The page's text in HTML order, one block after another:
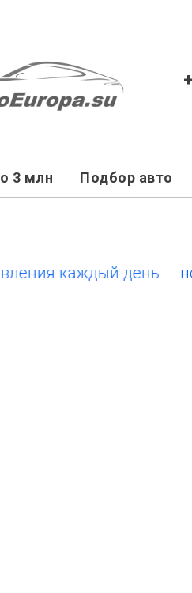
3 млн Подбор авто
каждый день новый